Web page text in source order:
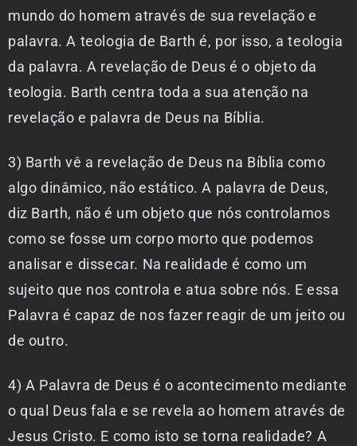
mundo do homem através de sua revelação e
palavra. A teologia de Barth é, por isso, a teologia
da palavra. A revelação de Deus é o objeto da
teologia. Barth centra toda a sua atenção na
revelação e palavra de Deus na Bíblia.
3) Barth vê a revelação de Deus na Bíblia como
algo dinâmico, não estático. A palavra de Deus,
diz Barth, não é um objeto que nós controlamos
como se fosse um corpo morto que podemos
analisar e dissecar. Na realidade é como um
sujeito que nos controla e atua sobre nós. E essa
Palavra é capaz de nos fazer reagir de um jeito ou
de outro.
4) A Palavra de Deus é o acontecimento mediante
o qual Deus fala e se revela ao homem através de
Jesus Cristo. E como isto se torna realidade? A